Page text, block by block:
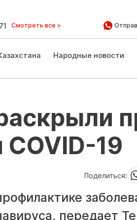
Смотреть все >
Народные новости
19
Поделиться:
передает